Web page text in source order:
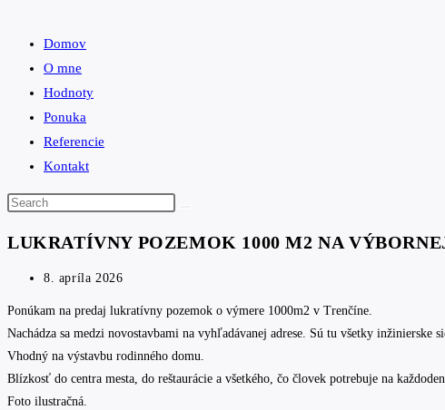
Domov
O mne
Hodnoty
Ponuka
Referencie
Kontakt
Search
website
LUKRATÍVNY POZEMOK 1000 M2 NA
Post
8. apríla 2026
Ponúkam na predaj lukratívny pozemok o výmere 1000m2 v Trenčíne.
Nachádza sa medzi novostavbami na vyhľadávanej adrese. Sú tu všetky inžinierske
Vhodný na výstavbu rodinného domu.
Blízkosť do centra mesta, do reštaurácie a všetkého, čo človek potrebuje na
Foto ilustračná.